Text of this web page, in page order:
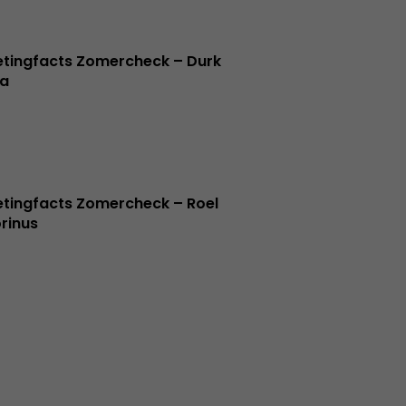
Zomercheck – Durk
Zomercheck – Roel